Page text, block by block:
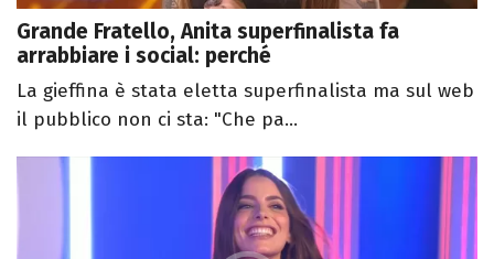
Grande Fratello, Anita superfinalista fa
arrabbiare i social: perché
La gieffina è stata eletta superfinalista ma sul web
il pubblico non ci sta: "Che pa...